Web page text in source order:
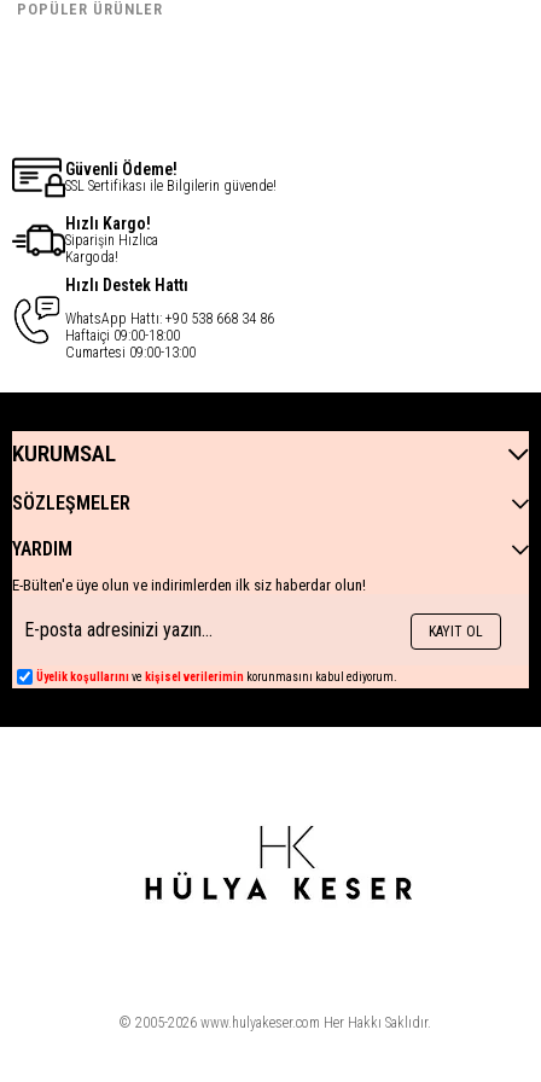
Güvenli Ödeme!
SSL Sertifikası ile Bilgilerin güvende!
Hızlı Kargo!
Siparişin Hızlıca
Kargoda!
Hızlı Destek Hattı
WhatsApp Hattı: +90 538 668 34 86
Haftaiçi 09:00-18:00
Cumartesi 09:00-13:00
KURUMSAL
SÖZLEŞMELER
YARDIM
E-Bülten'e üye olun ve indirimlerden ilk siz haberdar olun!
KAYIT OL
Üyelik koşullarını ve kişisel verilerimin korunmasını kabul ediyorum.
© 2005-2026 www.hulyakeser.com Her Hakkı Saklıdır.
POPÜLER ÜRÜNLER